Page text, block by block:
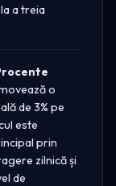
a treia
o
de 3% pe
este
prin
zilnică și
de